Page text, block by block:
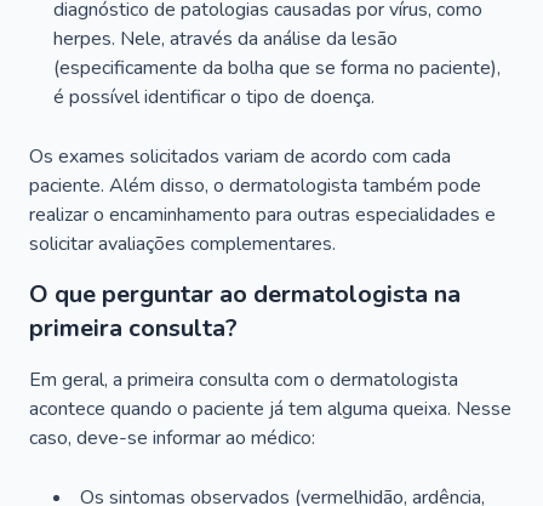
diagnóstico de patologias causadas por vírus, como
herpes. Nele, através da análise da lesão
(especificamente da bolha que se forma no paciente),
é possível identificar o tipo de doença.
Os exames solicitados variam de acordo com cada
paciente. Além disso, o dermatologista também pode
realizar o encaminhamento para outras especialidades e
solicitar avaliações complementares.
O que perguntar ao dermatologista na
primeira consulta?
Em geral, a primeira consulta com o dermatologista
acontece quando o paciente já tem alguma queixa. Nesse
caso, deve-se informar ao médico:
Os sintomas observados (vermelhidão, ardência,